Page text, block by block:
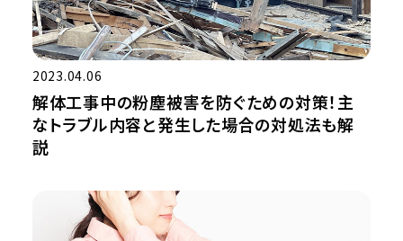
2023.04.06
解体工事中の粉塵被害を防ぐための対策！主
なトラブル内容と発生した場合の対処法も解
説